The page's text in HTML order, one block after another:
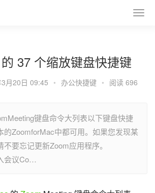
37 个缩放键盘快捷键
月20日 09:45 • 办公快捷键 • 阅读 696
键盘命令大列表以下键盘快捷
的ZoomforMac中都可用。如果您发现某
要忘记更新Zoom应用程序。
会议Co…